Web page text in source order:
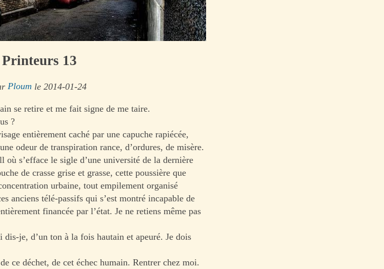
Printeurs 13
Ploum le 2014-01-24
se retire et me fait signe de me taire.
?
entièrement caché par une capuche rapiécée,
odeur de transpiration rance, d’ordures, de misère.
où s’efface le sigle d’une université de la dernière
de crasse grise et grasse, cette poussière que
urbaine, tout empilement organisé
anciens télé-passifs qui s’est montré incapable de
financée par l’état. Je ne retiens même pas
je, d’un ton à la fois hautain et apeuré. Je dois
ce déchet, de cet échec humain. Rentrer chez moi.